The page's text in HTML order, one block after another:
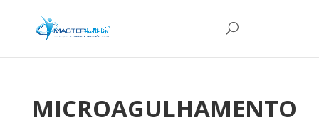
MICROAGULHAMENTO